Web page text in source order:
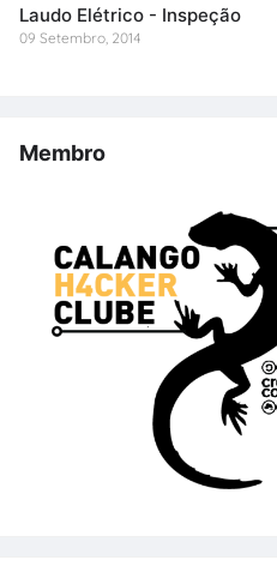
Laudo Elétrico - Inspeção
09 Setembro, 2014
Membro